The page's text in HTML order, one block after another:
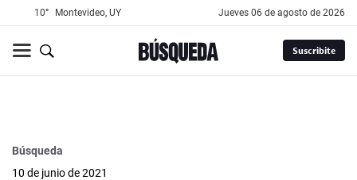
10° Montevideo, UY jueves 06 de agosto de 2026
Suscribite
Búsqueda
10 de junio de 2021